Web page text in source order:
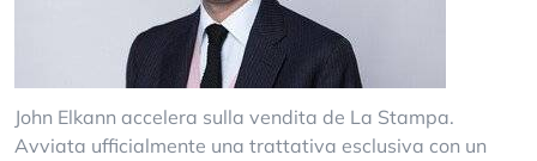
John Elkann accelera sulla vendita de La Stampa.
Avviata ufficialmente una trattativa esclusiva con un